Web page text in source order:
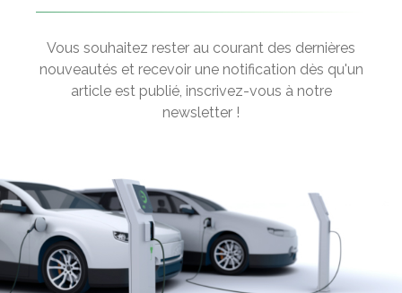
Mobendi doublement distingué comme entreprise innovante
← Revenir aux actualités
COMME ENTREPRISE INNOVANTE
Rédigé par Philippe Schwoerer le 25 Déc 2017 à 00:00
0 commentaires
Vous souhaitez rester au courant des dernières
nouveautés et recevoir une notification dès qu'un
article est publié, inscrivez-vous à notre
newsletter !